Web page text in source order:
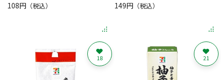
108円 （税込） 149円（税込）
18 21